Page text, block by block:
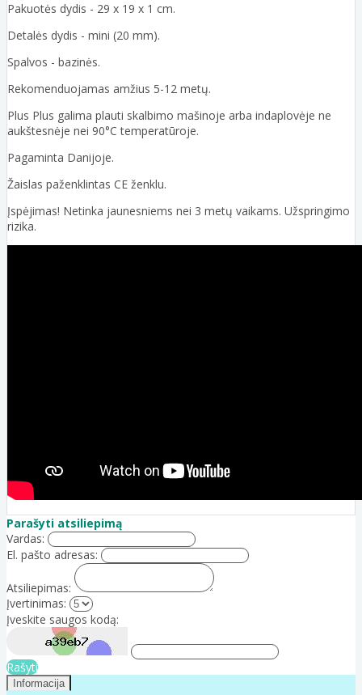
Pakuotės dydis - 29 x 19 x 1 cm.
Detalės dydis - mini (20 mm).
Spalvos - bazinės.
Rekomenduojamas amžius 5-12 metų.
Plus Plus galima plauti skalbimo mašinoje arba indaplovėje ne
aukštesnėje nei 90°C temperatūroje.
Pagaminta Danijoje.
Žaislas paženklintas CE ženklu.
Įspėjimas! Netinka jaunesniems nei 3 metų vaikams. Užspringimo
rizika.
Parašyti atsiliepimą
Vardas:
El. pašto adresas:
Atsiliepimas:
Įvertinimas:
Įveskite saugos kodą:
Rašyti
Informacija